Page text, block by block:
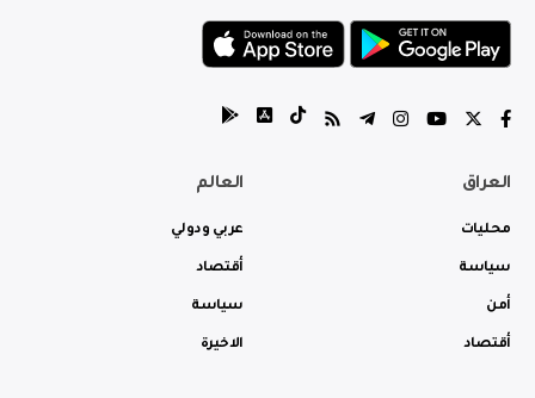
العراق
محليات
سياسة
أمن
أقتصاد
العالم
عربي ودولي
أقتصاد
سياسة
الاخيرة